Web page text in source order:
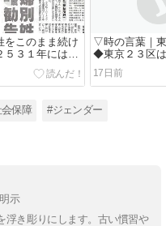
このまま続け
３１年には日
佐藤さんになっ
弱者・人権
▽時の言葉｜
◆東京２３区
く区民による
区議会議員を
17日前
保障 #ジェンダー
示
浮き彫りにします。古い慣習や